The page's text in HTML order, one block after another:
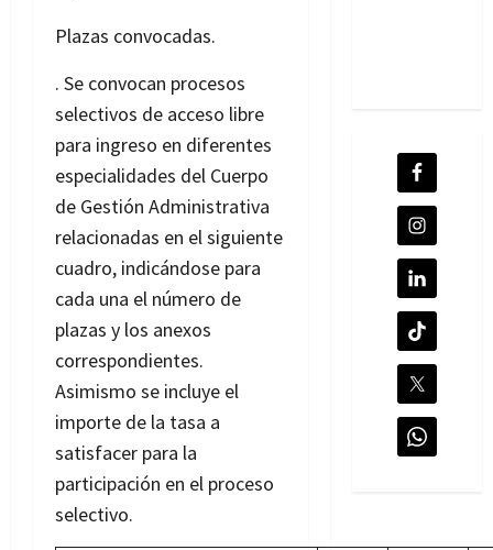
Plazas convocadas.
. Se convocan procesos
selectivos de acceso libre
para ingreso en diferentes
especialidades del Cuerpo
de Gestión Administrativa
relacionadas en el siguiente
cuadro, indicándose para
cada una el número de
plazas y los anexos
correspondientes.
Asimismo se incluye el
importe de la tasa a
satisfacer para la
participación en el proceso
selectivo.